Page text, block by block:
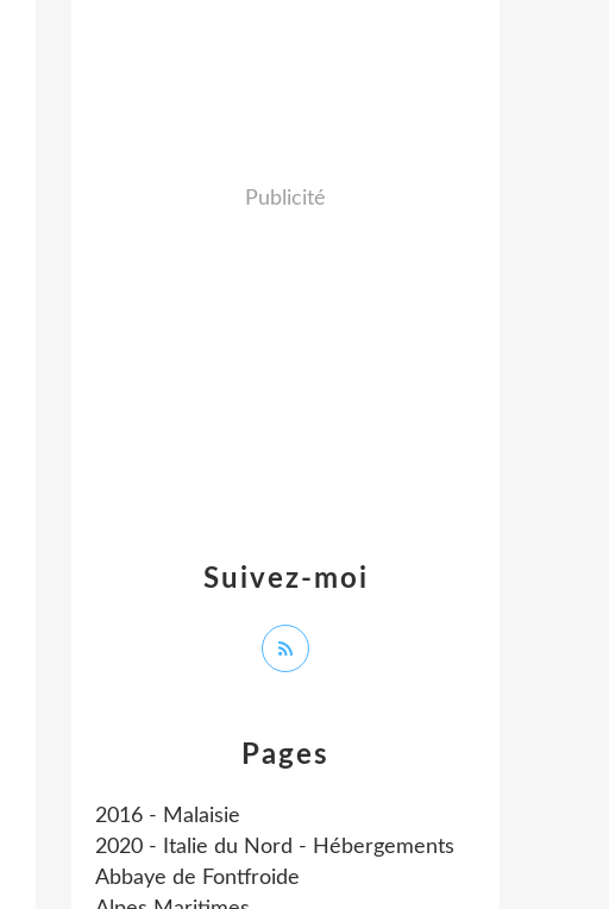
Pages
2016 - Malaisie
2020 - Italie du Nord - Hébergements
Abbaye de Fontfroide
Suivez-moi
Publicité